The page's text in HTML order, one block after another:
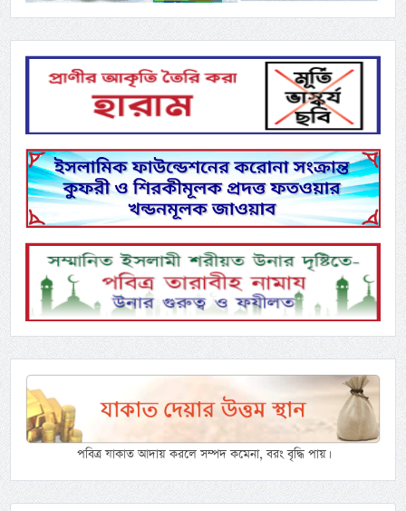
পবিত্র যাকাত আদায় করলে সম্পদ কমেনা, বরং বৃদ্ধি পায়।